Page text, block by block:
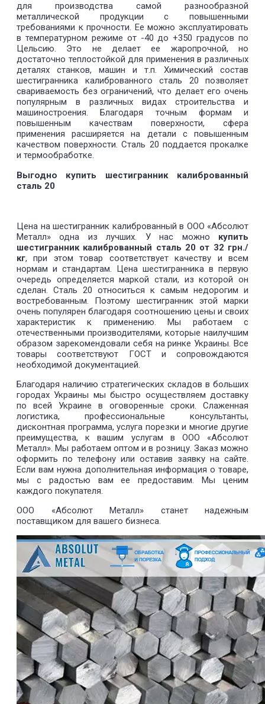
для производства самой разнообразной
металлической продукции с повышенными
требованиями к прочности. Ее можно эксплуатировать
в температурном режиме от -40 до +350 градусов по
Цельсию. Это не делает ее жаропрочной, но
достаточно теплостойкой для применения в различных
деталях станков, машин и т.п. Химический состав
шестигранника калиброванного сталь 20 позволяет
свариваемость без ограничений, что делает его очень
популярным в различных видах строительства и
машиностроения. Благодаря точным формам и
повышенным качествам поверхности, сфера
применения расширяется на детали с повышенным
качеством поверхности. Сталь 20 поддается прокалке
и термообработке.
Выгодно купить шестигранник калиброванный
сталь 20
Цена на шестигранник калиброванный в ООО «Абсолют
Металл» одна из лучших. У нас можно купить
шестигранник калиброванный сталь 20 от 32 грн./
кг, при этом товар соответствует качеству и всем
нормам и стандартам. Цена шестигранника в первую
очередь определяется маркой стали, из которой он
сделан. Сталь 20 относиться к самым недорогим и
востребованным. Поэтому шестигранник этой марки
очень популярен благодаря соотношению цены и своих
характеристик к применению. Мы работаем с
отечественными производителями, которые наилучшим
образом зарекомендовали себя на ринке Украины. Все
товары соответствуют ГОСТ и сопровождаются
необходимой документацией.
Благодаря наличию стратегических складов в больших
городах Украины мы быстро осуществляем доставку
по всей Украине в оговоренные сроки. Слаженная
логистика, профессиональные консультанты,
дисконтная программа, услуга порезки и многие другие
преимущества, к вашим услугам в ООО «Абсолют
Металл». Мы работаем оптом и в розницу. Заказ можно
оформить по телефону или оставив заявку на сайте.
Если вам нужна дополнительная информация о товаре,
мы с радостью вам ее предоставим. Мы ценим
каждого покупателя.
ООО «Абсолют Металл» станет надежным
поставщиком для вашего бизнеса.